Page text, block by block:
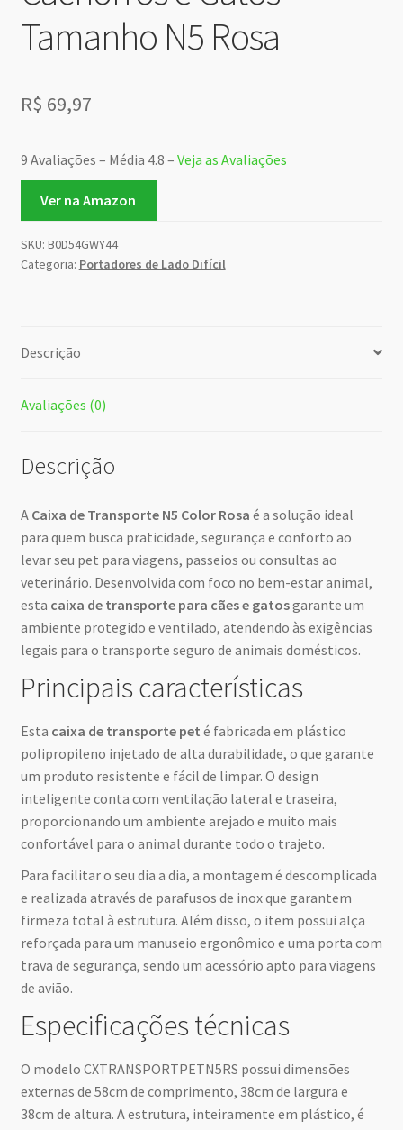
Tamanho N5 Rosa
R$ 69,97
9 Avaliações – Média 4.8 – Veja as Avaliações
Ver na Amazon
SKU: B0D54GWY44
Categoria: Portadores de Lado Difícil
Descrição
Avaliações (0)
Descrição
A Caixa de Transporte N5 Color Rosa é a solução ideal
para quem busca praticidade, segurança e conforto ao
levar seu pet para viagens, passeios ou consultas ao
veterinário. Desenvolvida com foco no bem-estar animal,
esta caixa de transporte para cães e gatosgarante um
ambiente protegido e ventilado, atendendo às exigências
legais para o transporte seguro de animais domésticos.
Principais características
Esta caixa de transporte pet é fabricada em plástico
polipropileno injetado de alta durabilidade, o que garante
um produto resistente e fácil de limpar. O design
inteligente conta com ventilação lateral e traseira,
proporcionando um ambiente arejado e muito mais
confortável para o animal durante todo o trajeto.
Para facilitar o seu dia a dia, a montagem é descomplicada
e realizada através de parafusos de inox que garantem
firmeza total à estrutura. Além disso, o item possui alça
reforçada para um manuseio ergonômico e uma porta com
trava de segurança, sendo um acessório apto para viagens
de avião.
Especificações técnicas
O modelo CXTRANSPORTPETN5RS possui dimensões
externas de 58cm de comprimento, 38cm de largura e
38cm de altura. A estrutura, inteiramente em plástico, é